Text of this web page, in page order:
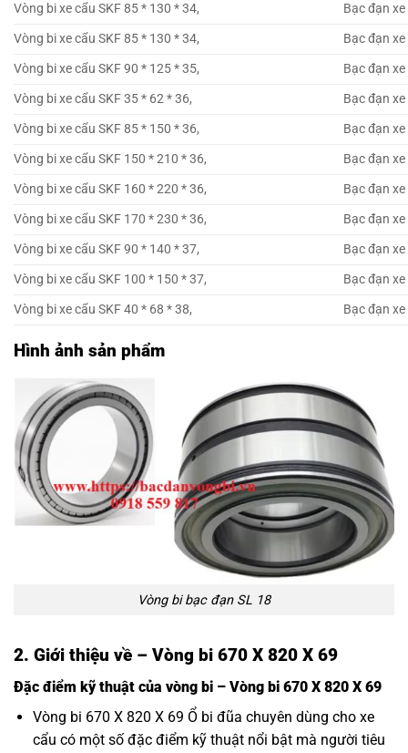
Vòng bi xe cẩu SKF 85 * 130 * 34,
Bạc đạn
Vòng bi xe cẩu SKF 85 * 130 * 34,
Bạc đạn
Vòng bi xe cẩu SKF 90 * 125 * 35,
Bạc đạn
Vòng bi xe cẩu SKF 35 * 62 * 36,
Bạc đạn
Vòng bi xe cẩu SKF 85 * 150 * 36,
Bạc đạn
Vòng bi xe cẩu SKF 150 * 210 * 36,
Bạc đạn
Vòng bi xe cẩu SKF 160 * 220 * 36,
Bạc đạn
Vòng bi xe cẩu SKF 170 * 230 * 36,
Bạc đạn
Vòng bi xe cẩu SKF 90 * 140 * 37,
Bạc đạn
Vòng bi xe cẩu SKF 100 * 150 * 37,
Bạc đạn
Vòng bi xe cẩu SKF 40 * 68 * 38,
Bạc đạn
Hình ảnh sản phẩm
Vòng bi bạc đạn SL 18
2. Giới thiệu về – Vòng bi 670 X 820 X 69
Đặc điểm kỹ thuật của vòng bi – Vòng bi 670 X 820 X 69
Vòng bi 670 X 820 X 69 Ổ bi đũa chuyên dùng cho xe
cẩu có một số đặc điểm kỹ thuật nổi bật mà người tiêu